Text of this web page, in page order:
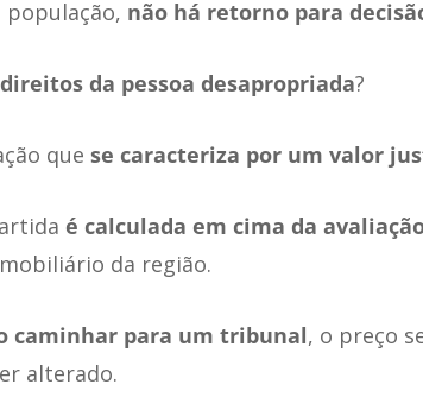
população, não há retorno para
direitos da pessoa desapropriada?
que se caracteriza por um valor
é calculada em cima da
da região.
caminhar para um tribunal, o preço
alterado.